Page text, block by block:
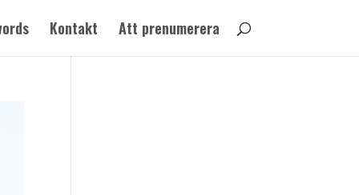
Kontakt Att prenumerera